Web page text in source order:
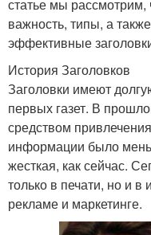
статье мы рассмотрим,
важность, типы, а
эффективные
История Заголовков
Заголовки имеют
первых газет. В
средством
информации было
жесткая, как сейчас.
только в печати, но и в
рекламе и маркетинге.